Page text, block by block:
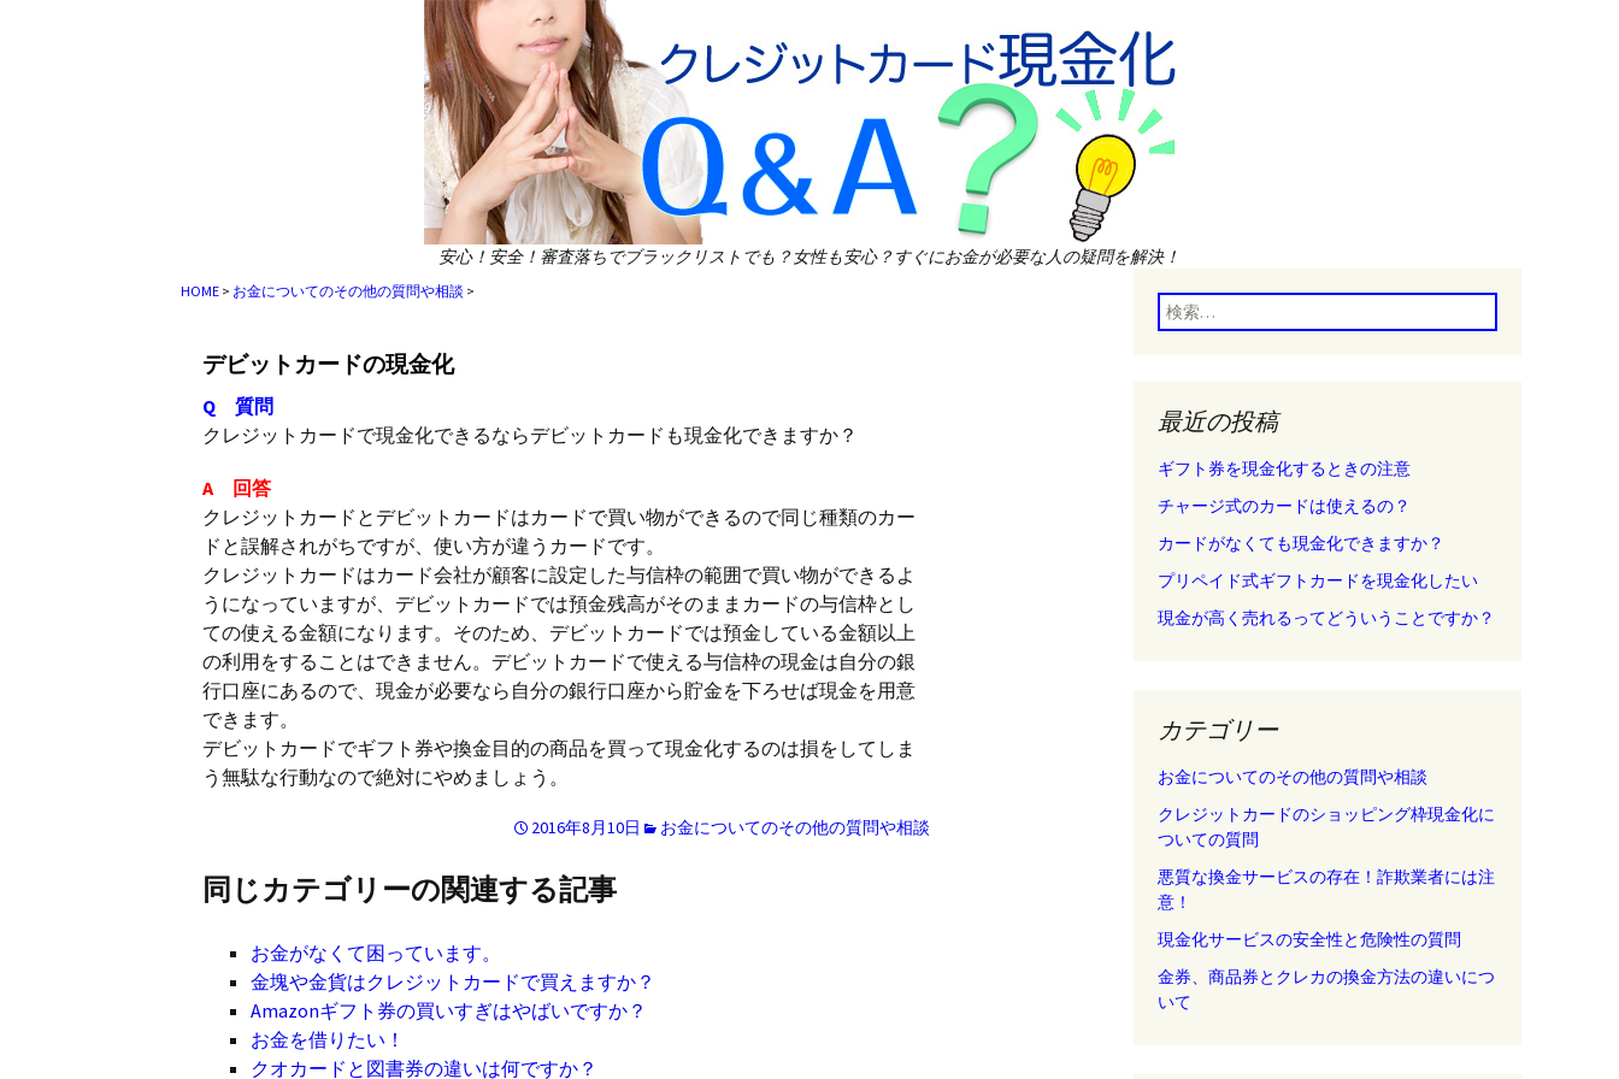
安心！安全！審査落ちでブラックリストでも？女性も安心？すぐにお金が必要な人の疑問を解決！
HOME > お金についてのその他の質問や相談 >
デビットカードの現金化
Q 質問
クレジットカードで現金化できるならデビットカードも現金化できますか？
A 回答
クレジットカードとデビットカードはカードで買い物ができるので同じ種類のカー
ドと誤解されがちですが、使い方が違うカードです。
クレジットカードはカード会社が顧客に設定した与信枠の範囲で買い物ができるよ
うになっていますが、デビットカードでは預金残高がそのままカードの与信枠とし
ての使える金額になります。そのため、デビットカードでは預金している金額以上
の利用をすることはできません。デビットカードで使える与信枠の現金は自分の銀
行口座にあるので、現金が必要なら自分の銀行口座から貯金を下ろせば現金を用意
できます。
デビットカードでギフト券や換金目的の商品を買って現金化するのは損をしてしま
う無駄な行動なので絶対にやめましょう。
2016年8月10日 お金についてのその他の質問や相談
同じカテゴリーの関連する記事
お金がなくて困っています。
金塊や金貨はクレジットカードで買えますか？
Amazonギフト券の買いすぎはやばいですか？
お金を借りたい！
クオカードと図書券の違いは何ですか？
検
索:
最近の投稿
ギフト券を現金化するときの注意
チャージ式のカードは使えるの？
カードがなくても現金化できますか？
プリペイド式ギフトカードを現金化したい
現金が高く売れるってどういうことですか？
カテゴリー
お金についてのその他の質問や相談
クレジットカードのショッピング枠現金化に
ついての質問
悪質な換金サービスの存在！詐欺業者には注
意！
現金化サービスの安全性と危険性の質問
金券、商品券とクレカの換金方法の違いにつ
いて